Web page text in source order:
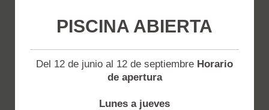
PISCINA ABIERTA
Del 12 de junio al 12 de septiembre Horario
de apertura
Lunes a jueves